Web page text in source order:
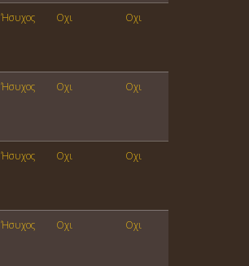
Ήσυχος Οχι Οχι
Ήσυχος Οχι Οχι
Ήσυχος Οχι Οχι
Ήσυχος Οχι Οχι